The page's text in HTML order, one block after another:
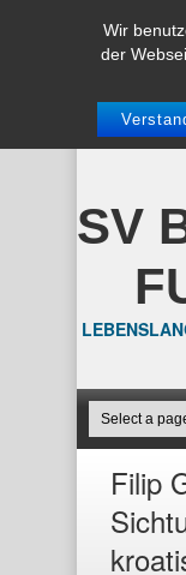
Wir
der
SV
Filip